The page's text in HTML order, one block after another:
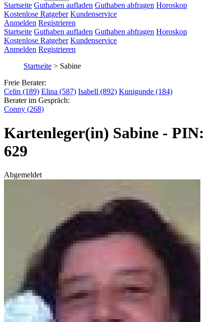
Startseite Guthaben aufladen Guthaben abfragen Horoskop
Kostenlose Ratgeber Kundenservice
Anmelden Registrieren
Startseite Guthaben aufladen Guthaben abfragen Horoskop
Kostenlose Ratgeber Kundenservice
Anmelden Registrieren
Startseite > Sabine
Freie Berater:
Celin (189) Elina (587) Isabell (892) Kunigunde (184)
Berater im Gespräch:
Conny (268)
Kartenleger(in) Sabine - PIN:
629
Abgemeldet